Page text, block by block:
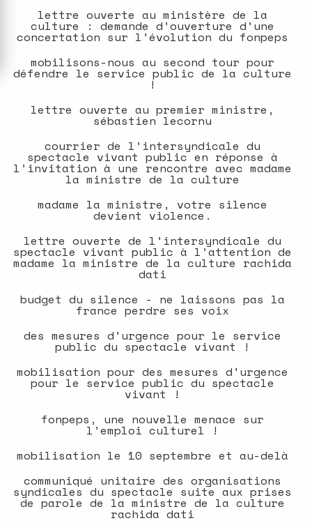
lettre ouverte au ministère de la
culture : demande d’ouverture d’une
concertation sur l’évolution du fonpeps
mobilisons-nous au second tour pour
défendre le service public de la culture
!
lettre ouverte au premier ministre,
sébastien lecornu
courrier de l’intersyndicale du
spectacle vivant public en réponse à
l’invitation à une rencontre avec madame
la ministre de la culture
madame la ministre, votre silence
devient violence.
lettre ouverte de l’intersyndicale du
spectacle vivant public à l’attention de
madame la ministre de la culture rachida
dati
budget du silence - ne laissons pas la
france perdre ses voix
des mesures d’urgence pour le service
public du spectacle vivant !
mobilisation pour des mesures d'urgence
pour le service public du spectacle
vivant !
fonpeps, une nouvelle menace sur
l’emploi culturel !
mobilisation le 10 septembre et au-delà
communiqué unitaire des organisations
syndicales du spectacle suite aux prises
de parole de la ministre de la culture
rachida dati